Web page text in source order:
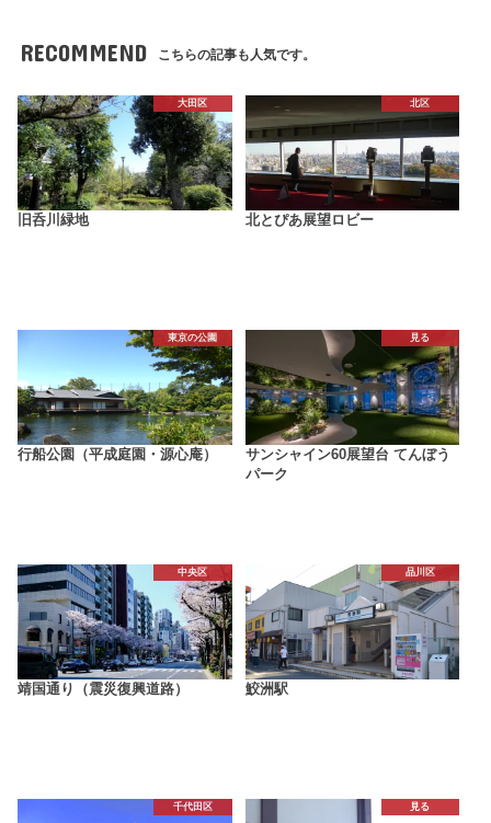
RECOMMEND こちらの記事も人気です。
大田区
旧呑川緑地
北区
北とぴあ展望ロビー
東京の公園
行船公園（平成庭園・源心庵）
見る
サンシャイン60展望台 てんぼう
パーク
中央区
靖国通り（震災復興道路）
品川区
鮫洲駅
千代田区 見る